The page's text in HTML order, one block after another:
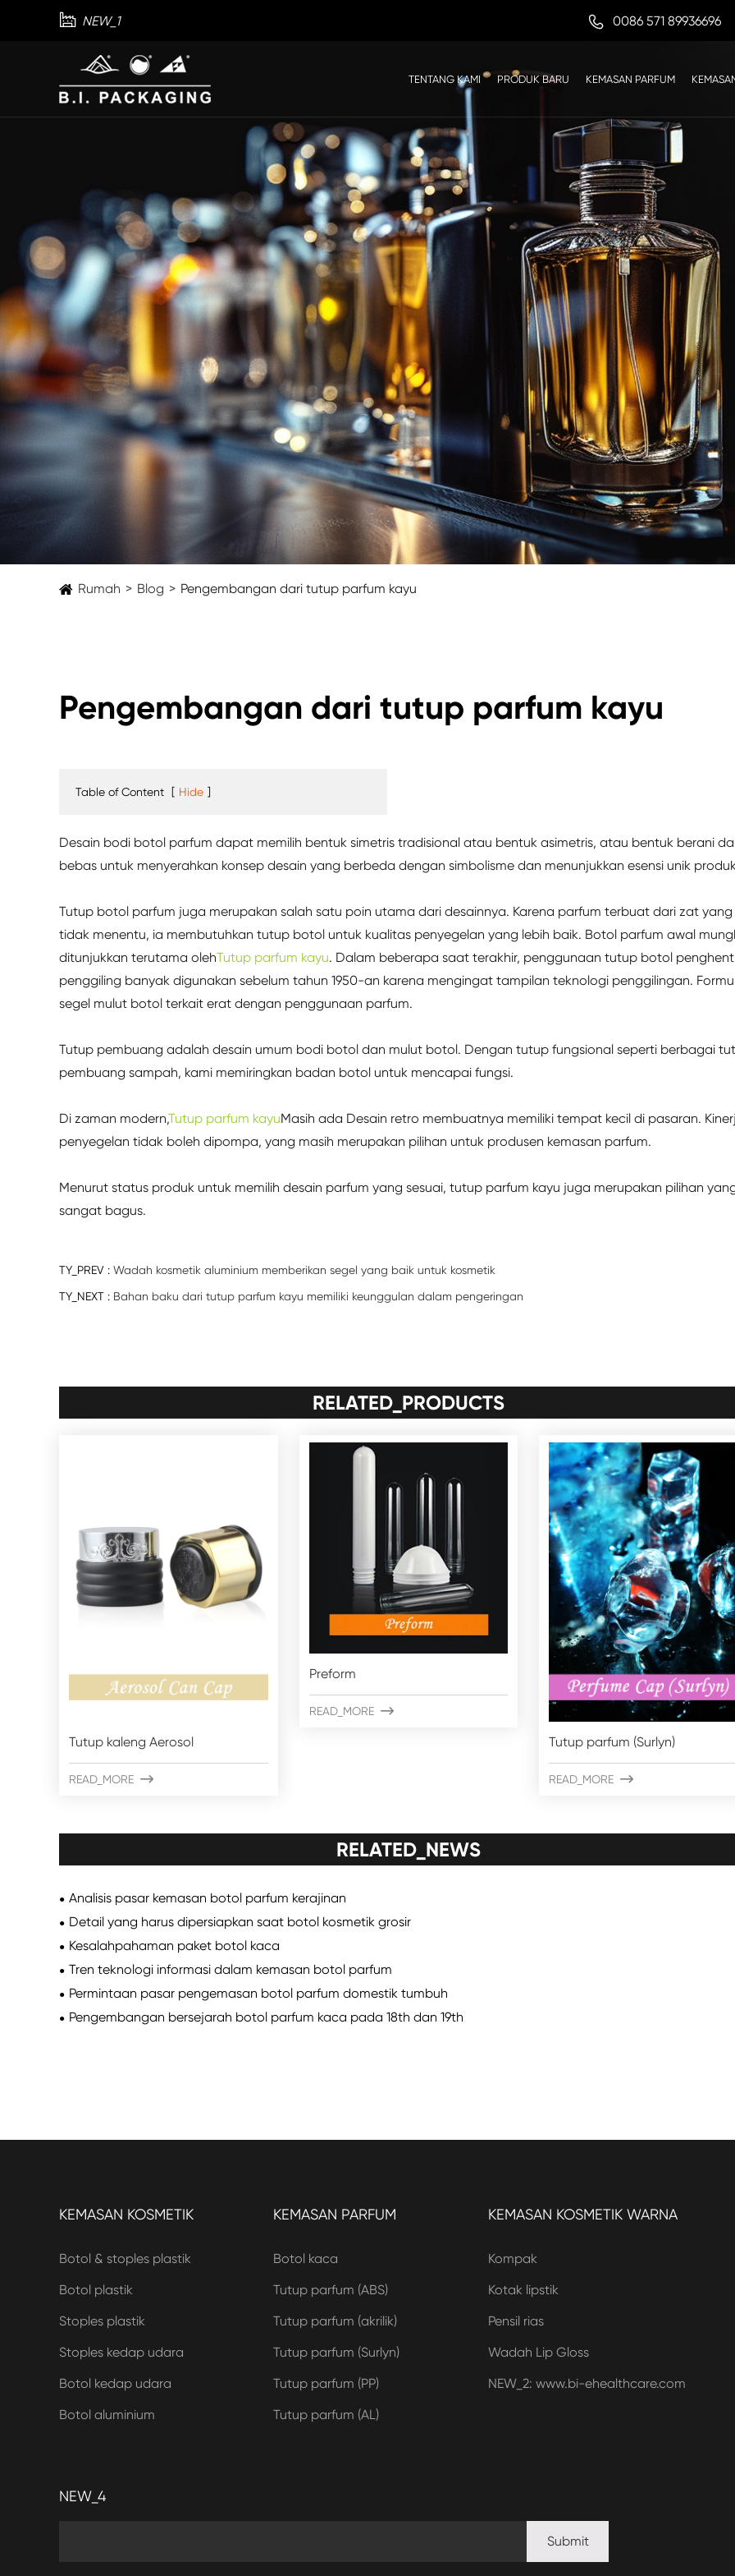
 NEW_1  0086 571 89936696
TENTANG KAMI PRODUK BARU KEMASAN PARFUM
Rumah Blog Pengembangan dari tutup parfum kayu
Pengembangan dari tutup parfum kayu
Table of Content [ Hide ]
Desain bodi botol parfum dapat memilih bentuk simetris tradisional atau bentuk asimetris, atau bentuk berani
bebas untuk menyerahkan konsep desain yang berbeda dengan simbolisme dan menunjukkan esensi unik
Tutup botol parfum juga merupakan salah satu poin utama dari desainnya. Karena parfum terbuat dari zat yang
tidak menentu, ia membutuhkan tutup botol untuk kualitas penyegelan yang lebih baik. Botol parfum awal
ditunjukkan terutama olehTutup parfum kayu. Dalam beberapa saat terakhir, penggunaan tutup botol
penggiling banyak digunakan sebelum tahun 1950-an karena mengingat tampilan teknologi penggilingan.
segel mulut botol terkait erat dengan penggunaan parfum.
Tutup pembuang adalah desain umum bodi botol dan mulut botol. Dengan tutup fungsional seperti berbagai
pembuang sampah, kami memiringkan badan botol untuk mencapai fungsi.
Di zaman modern,Tutup parfum kayuMasih ada Desain retro membuatnya memiliki tempat kecil di pasaran.
penyegelan tidak boleh dipompa, yang masih merupakan pilihan untuk produsen kemasan parfum.
Menurut status produk untuk memilih desain parfum yang sesuai, tutup parfum kayu juga merupakan pilihan
sangat bagus.
TY_PREV : Wadah kosmetik aluminium memberikan segel yang baik untuk kosmetik
TY_NEXT : Bahan baku dari tutup parfum kayu memiliki keunggulan dalam pengeringan
RELATED_PRODUCTS
Tutup kaleng Aerosol
READ_MORE 
Preform
READ_MORE 
Tutup parfum (Surlyn)
READ_MORE 
RELATED_NEWS
Analisis pasar kemasan botol parfum kerajinan
Detail yang harus dipersiapkan saat botol kosmetik grosir
Kesalahpahaman paket botol kaca
Tren teknologi informasi dalam kemasan botol parfum
Permintaan pasar pengemasan botol parfum domestik tumbuh
Pengembangan bersejarah botol parfum kaca pada 18th dan 19th
KEMASAN KOSMETIK
Botol & stoples plastik
Botol plastik
Stoples plastik
Stoples kedap udara
Botol kedap udara
Botol aluminium
KEMASAN PARFUM
Botol kaca
Tutup parfum (ABS)
Tutup parfum (akrilik)
Tutup parfum (Surlyn)
Tutup parfum (PP)
Tutup parfum (AL)
KEMASAN KOSMETIK WARNA
Kompak
Kotak lipstik
Pensil rias
Wadah Lip Gloss
NEW_2: www.bi-ehealthcare.com
NEW_4
Submit